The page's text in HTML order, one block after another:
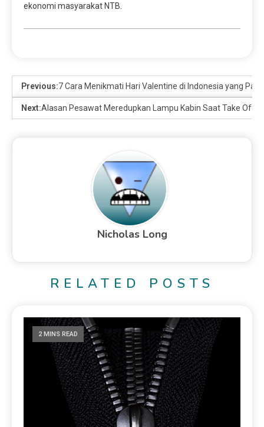
ekonomi masyarakat NTB.
Previous:7 Cara Menikmati Hari Valentine di Indonesia yang
Next:Alasan Pesawat Meredupkan Lampu Kabin Saat Take Off &
Nicholas Long
RELATED POSTS
2 MINS READ